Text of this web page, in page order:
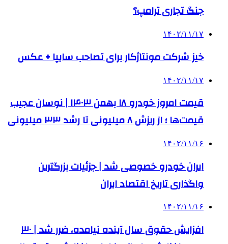
جنگ تجاری ترامپ؟
۱۴۰۲/۱۱/۱۷
خیز شرکت مونتاژکار برای تصاحب سایپا + عکس
۱۴۰۲/۱۱/۱۷
قیمت امروز خودرو ۱۸ بهمن ۱۴۰۳ | نوسان عجیب
قیمت‌ها ؛ از ریزش ۸ میلیونی تا رشد ۳۳ میلیونی
۱۴۰۲/۱۱/۱۶
ایران خودرو خصوصی شد | جزئیات بزرگترین
واگذاری تاریخ اقتصاد ایران
۱۴۰۲/۱۱/۱۶
افزایش حقوق سال آینده نیامده، ضرر شد | ۳۰